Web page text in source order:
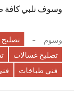
وسوف نلبي كافة
وسوم
تصليح غسالات
فني طباخات